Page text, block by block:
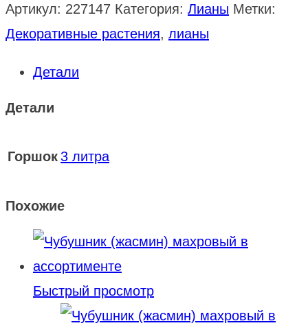
Артикул: 227147 Категория: Лианы Метки:
Декоративные растения, лианы
Детали
Детали
Горшок3 литра
Похожие
Быстрый просмотр